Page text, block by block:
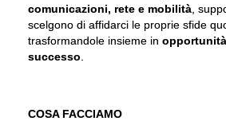
comunicazioni, rete e mobilità ,
scelgono di affidarci le proprie sfide
trasformandole insieme in
successo
COSA FACCIAMO